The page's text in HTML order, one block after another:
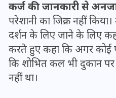
कर्ज की जानकारी से
परेशानी का जिक्र नहीं
दर्शन के लिए जाने के लिए
करते हुए कहा कि अगर कोई
कि शोभित कल भी दुकान
नहीं था।